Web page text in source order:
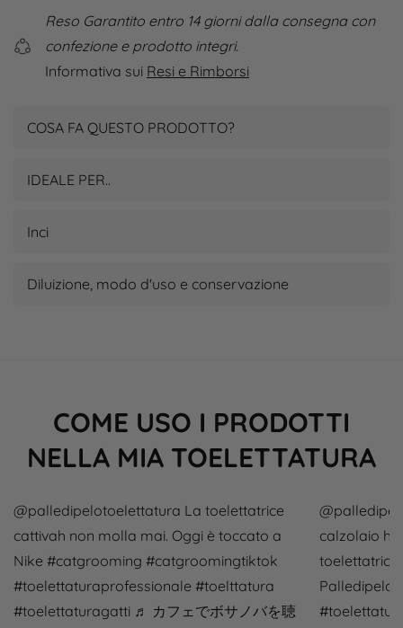
Reso Garantito entro 14 giorni dalla consegna con
confezione e prodotto integri.
Informativa sui Resi e Rimborsi
COSA FA QUESTO PRODOTTO?
IDEALE PER..
Inci
Diluizione, modo d'uso e conservazione
COME USO I PRODOTTI
NELLA MIA TOELETTATURA
@palledipelotoelettatura La toelettatrice
cattivah non molla mai. Oggi è toccato a
Nike #catgrooming #catgroomingtiktok
#toelettaturaprofessionale #toelttatura
#toelettaturagatti ♬ カフェでボサノバを聴
calzolaio
toelettatrice